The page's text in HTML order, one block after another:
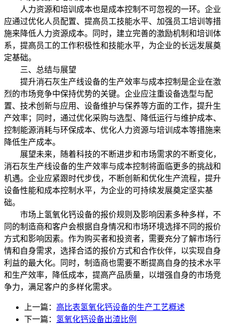
人力资源和培训成本也是成本控制不可忽视的一环。企业
应通过优化人员配置、提高员工技能水平、加强员工培训等措
施来降低人力资源成本。同时，建立完善的激励机制和培训体
系，提高员工的工作积极性和技能水平，为企业的长远发展奠
定基础。
三、总结与展望
提升消石灰生产线设备的生产效率与成本控制是企业在激
烈的市场竞争中保持优势的关键。企业应注重设备选型与配
置、技术创新与应用、设备维护与保养等方面的工作，提升生
产效率；同时，通过优化采购与选型、降低运行与维护成本、
控制能源消耗与环保成本、优化人力资源与培训成本等措施来
降低生产成本。
展望未来，随着科技的不断进步和市场需求的不断变化，
消石灰生产线设备的生产效率与成本控制将面临更多的挑战和
机遇。企业应紧跟时代步伐，不断创新和优化生产流程，提升
设备性能和成本控制水平，为企业的可持续发展奠定坚实基
础。
市场上氢氧化钙设备的报价规则及影响因素多种多样，不
同的制造商和客户会根据自身情况和市场环境选择不同的报价
方式和影响因素。作为购买者和投资者，需要充分了解市场行
情和自身需求，选择合适的报价方式和合作伙伴，以实现自身
利益的最大化。同时，制造商也需要不断提高自身的技术水平
和生产效率，降低成本，提高产品质量，以增强自身的市场竞
争力，满足客户的多样化需求。
上一篇： 高比表氢氧化钙设备的生产工艺概述
下一篇： 氢氧化钙设备出渣比例